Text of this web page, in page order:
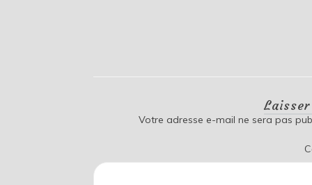
Votre adresse e-mail ne sera pas